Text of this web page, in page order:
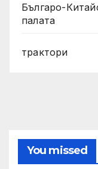
Българо-
палата
трактори
You missed